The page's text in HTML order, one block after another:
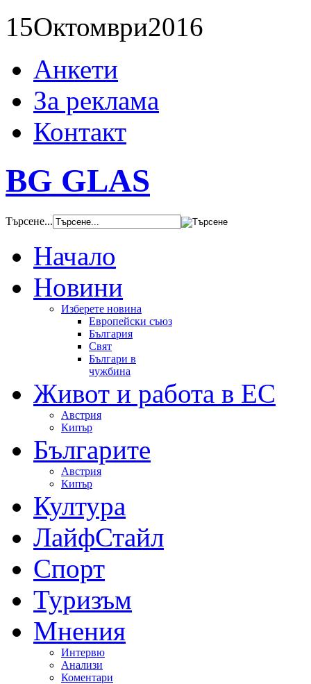
15Октомври2016
Анкети
За реклама
Контакт
BG GLAS
Търсене...
Начало
Новини
Изберете новина
Европейски съюз
България
Свят
Българи в
чужбина
Живот и работа в ЕС
Австрия
Кипър
Българите
Австрия
Кипър
Култура
ЛайфСтайл
Спорт
Туризъм
Мнения
Интервю
Анализи
Коментари